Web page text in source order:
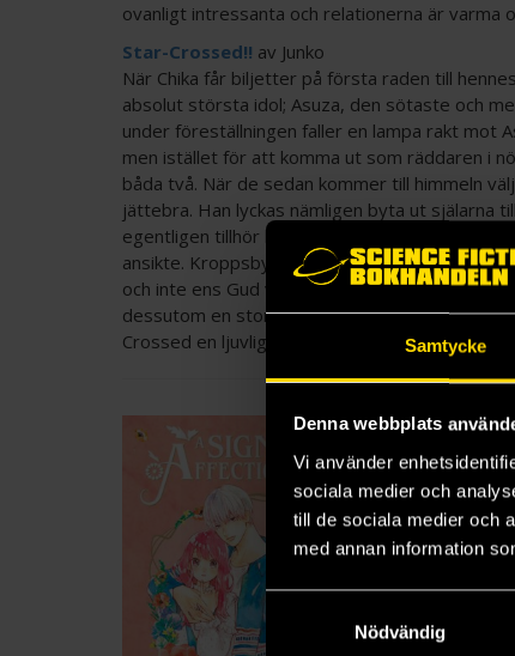
Samtycke
Denna webbplats
Vi använder
sociala medier och
till de sociala medier och
med annan information
Nödvändig
ovanligt intressanta och relationerna är varma
Star-Crossed!! av Junko
När Chika får biljetter på första raden till
absolut största idol; Asuza, den sötaste och
under föreställningen faller en lampa rakt mot
men istället för att komma ut som räddaren i
båda två. När de sedan kommer till himmeln
jättebra. Han lyckas nämligen byta ut själarna
egentligen tillhör hennes största idol, medan
ansikte. Kroppsbytestropen är välanvänd inom
och inte ens Gud vet vad som orsakar dom.
dessutom en stor underhållningsfaktor och
Crossed en ljuvlig berättelse som är